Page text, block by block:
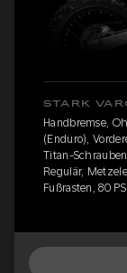
STARK
Handbremse,
(Enduro),
Titan-
Regulär,
Fußrasten, 80